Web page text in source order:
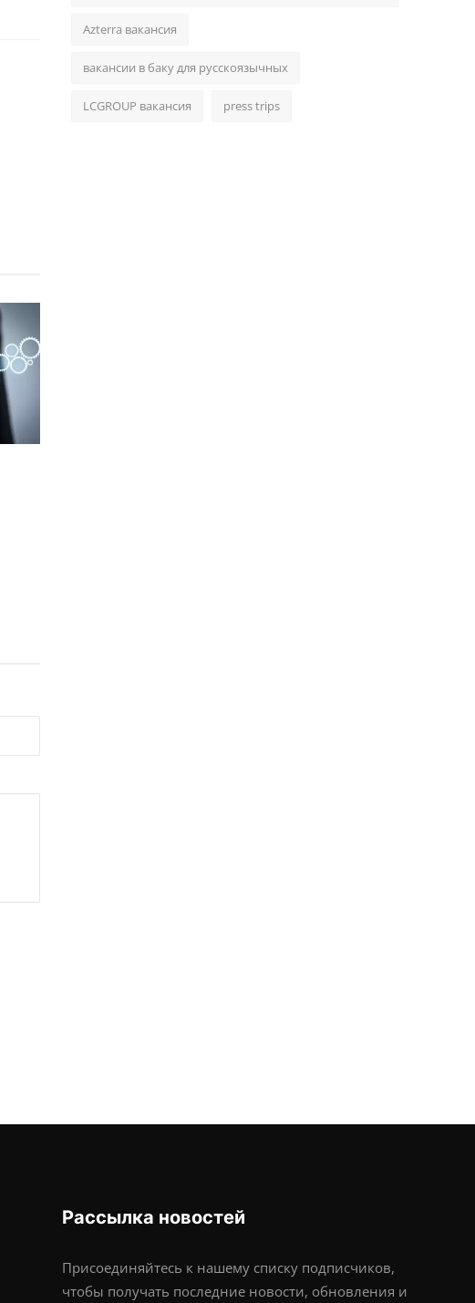
Azterra вакансия
вакансии в баку для русскоязычных
LCGROUP вакансия press trips
Рассылка новостей
Присоединяйтесь к нашему списку подписчиков,
чтобы получать последние новости, обновления и